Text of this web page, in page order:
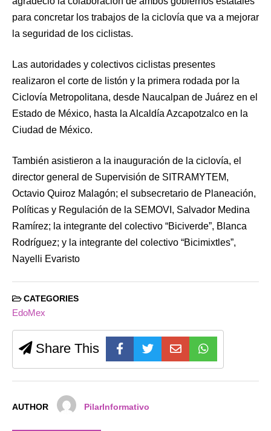
para concretar los trabajos de la ciclovía que va a mejorar
la seguridad de los ciclistas.
Las autoridades y colectivos ciclistas presentes
realizaron el corte de listón y la primera rodada por la
Ciclovía Metropolitana, desde Naucalpan de Juárez en el
Estado de México, hasta la Alcaldía Azcapotzalco en la
Ciudad de México.
También asistieron a la inauguración de la ciclovía, el
director general de Supervisión de SITRAMYTEM,
Octavio Quiroz Malagón; el subsecretario de Planeación,
Políticas y Regulación de la SEMOVI, Salvador Medina
Ramírez; la integrante del colectivo “Biciverde”, Blanca
Rodríguez; y la integrante del colectivo “Bicimixtles”,
Nayelli Evaristo
CATEGORIES
EdoMex
Share This
AUTHOR PilarInformativo